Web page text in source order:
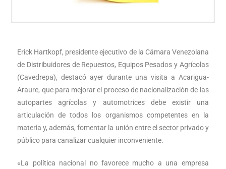
Erick Hartkopf, presidente ejecutivo de la Cámara Venezolana
de Distribuidores de Repuestos, Equipos Pesados y Agrícolas
(Cavedrepa), destacó ayer durante una visita a Acarigua-
Araure, que para mejorar el proceso de nacionalización de las
autopartes agrícolas y automotrices debe existir una
articulación de todos los organismos competentes en la
materia y, además, fomentar la unión entre el sector privado y
público para canalizar cualquier inconveniente.
«La política nacional no favorece mucho a una empresa